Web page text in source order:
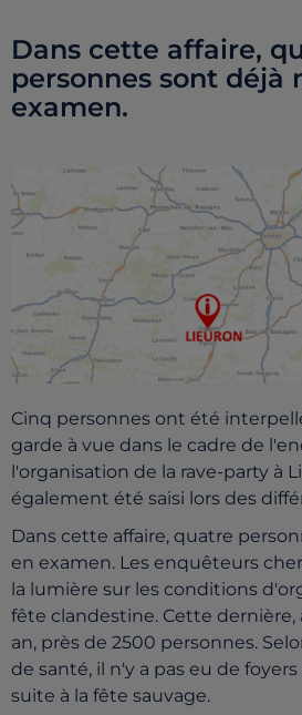
Dans cette affaire,
personnes sont déjà
examen.
Cinq personnes ont été
garde à vue dans le cadre de
l'organisation de la rave-party à
également été saisi lors des
Dans cette affaire, quatre
en examen. Les enquêteurs
la lumière sur les conditions
fête clandestine. Cette dernière,
an, près de 2500 personnes.
de santé, il n'y a pas eu de
suite à la fête sauvage.